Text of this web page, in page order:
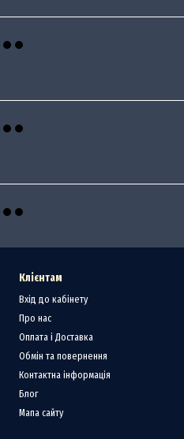
Клієнтам
Вхід до кабінету
Про нас
Оплата і Доставка
Обмін та повернення
Контактна інформація
Блог
Мапа сайту